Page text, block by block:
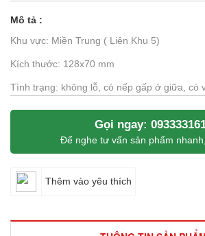
Mô tả :
Khu vực: Miền Trung ( Liên Khu 5)
Kích thước: 128x70 mm
Tình trạng: không lỗ, có nếp gấp ở giữa, có
Gọi ngay:
Để nghe tư vấn sản phẩm
Thêm vào yêu thích